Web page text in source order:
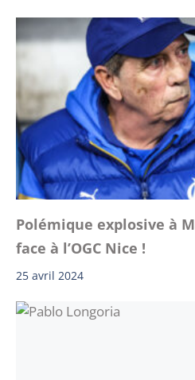
Polémique explosive à
face à l’OGC Nice !
25 avril 2024